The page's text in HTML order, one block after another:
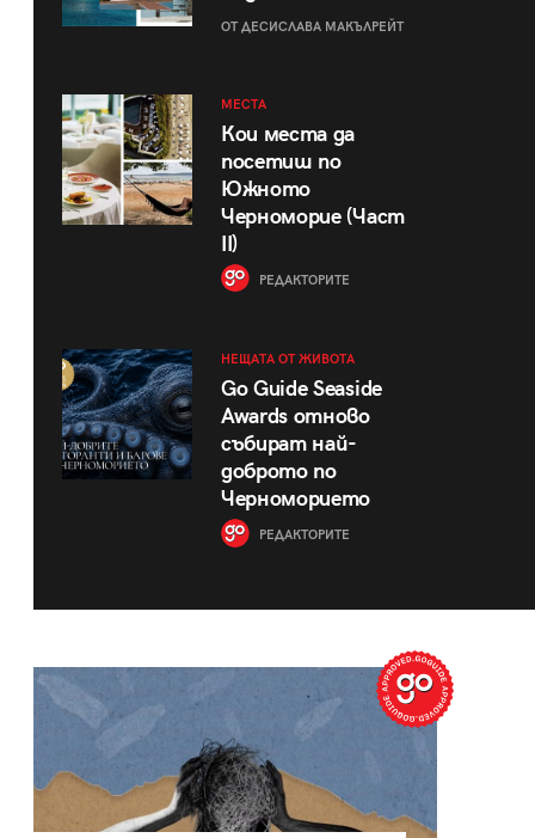
ОТ ДЕСИСЛАВА МАКЪЛРЕЙТ
МЕСТА
Кои места да
посетиш по
Южното
Черноморие (Част
II)
РЕДАКТОРИТЕ
НЕЩАТА ОТ ЖИВОТА
Go Guide Seaside
Awards отново
събират най-
доброто по
Черноморието
РЕДАКТОРИТЕ